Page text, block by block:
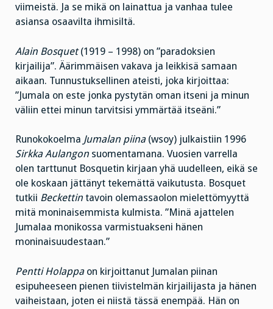
viimeistä. Ja se mikä on lainattua ja vanhaa tulee
asiansa osaavilta ihmisiltä.
Alain Bosquet(1919 – 1998) on ”paradoksien
kirjailija”. Äärimmäisen vakava ja leikkisä samaan
aikaan. Tunnustuksellinen ateisti, joka kirjoittaa:
”Jumala on este jonka pystytän oman itseni ja minun
väliin ettei minun tarvitsisi ymmärtää itseäni.”
Runokokoelma Jumalan piina (wsoy) julkaistiin 1996
Sirkka Aulangon suomentamana. Vuosien varrella
olen tarttunut Bosquetin kirjaan yhä uudelleen, eikä se
ole koskaan jättänyt tekemättä vaikutusta. Bosquet
tutkii Beckettin tavoin olemassaolon mielettömyyttä
mitä moninaisemmista kulmista. ”Minä ajattelen
Jumalaa monikossa varmistuakseni hänen
moninaisuudestaan.”
Pentti Holappa on kirjoittanut Jumalan piinan
esipuheeseen pienen tiivistelmän kirjailijasta ja hänen
vaiheistaan, joten ei niistä tässä enempää. Hän on